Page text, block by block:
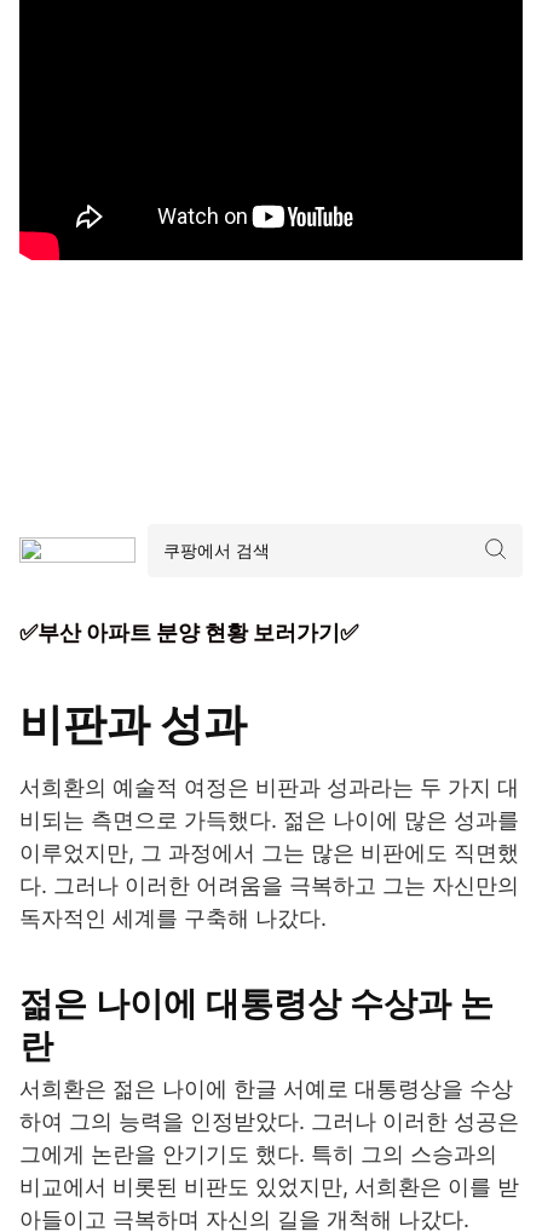
✅부산 아파트 분양 현황 보러가기✅
비판과 성과
서희환의 예술적 여정은 비판과 성과라는 두 가지 대
비되는 측면으로 가득했다. 젊은 나이에 많은 성과를
이루었지만, 그 과정에서 그는 많은 비판에도 직면했
다. 그러나 이러한 어려움을 극복하고 그는 자신만의
독자적인 세계를 구축해 나갔다.
젊은 나이에 대통령상 수상과 논
란
서희환은 젊은 나이에 한글 서예로 대통령상을 수상
하여 그의 능력을 인정받았다. 그러나 이러한 성공은
그에게 논란을 안기기도 했다. 특히 그의 스승과의
비교에서 비롯된 비판도 있었지만, 서희환은 이를 받
아들이고 극복하며 자신의 길을 개척해 나갔다.